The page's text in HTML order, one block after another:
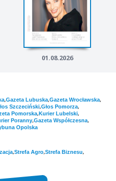
01.08.2026
,Gazeta Lubuska,Gazeta Wrocławska,
Szczeciński,Głos Pomorza,
Pomorska,Kurier Lubelski,
Poranny,Gazeta Współczesna,
Opolska
,Strefa Agro,Strefa Biznesu,